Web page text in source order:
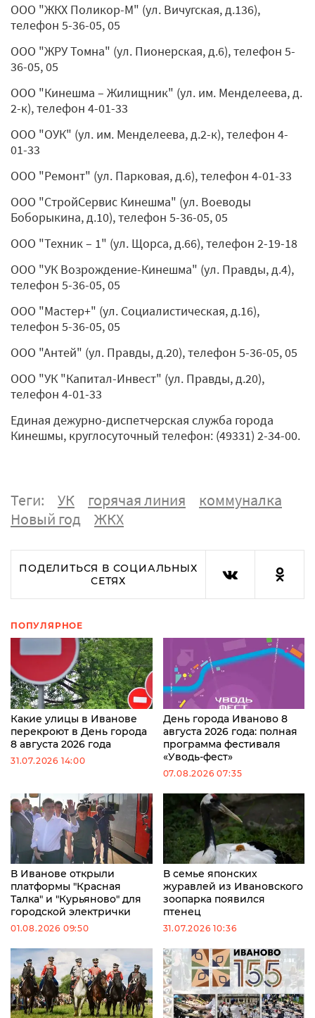
ООО "ЖКХ Поликор-М" (ул. Вичугская, д.136),
телефон 5-36-05, 05
ООО "ЖРУ Томна" (ул. Пионерская, д.6), телефон 5-
36-05, 05
ООО "Кинешма – Жилищник" (ул. им. Менделеева, д.
2-к), телефон 4-01-33
ООО "ОУК" (ул. им. Менделеева, д.2-к), телефон 4-
01-33
ООО "Ремонт" (ул. Парковая, д.6), телефон 4-01-33
ООО "СтройСервис Кинешма" (ул. Воеводы
Боборыкина, д.10), телефон 5-36-05, 05
ООО "Техник – 1" (ул. Щорса, д.66), телефон 2-19-18
ООО "УК Возрождение-Кинешма" (ул. Правды, д.4),
телефон 5-36-05, 05
ООО "Мастер+" (ул. Социалистическая, д.16),
телефон 5-36-05, 05
ООО "Антей" (ул. Правды, д.20), телефон 5-36-05, 05
ООО "УК "Капитал-Инвест" (ул. Правды, д.20),
телефон 4-01-33
Единая дежурно-диспетчерская служба города
Кинешмы, круглосуточный телефон: (49331) 2-34-00.
Теги: УК горячая линия
коммуналка
Новый год
ЖКХ
ПОДЕЛИТЬСЯ В СОЦИАЛЬНЫХ
СЕТЯХ
ПОПУЛЯРНОЕ
Какие улицы в Иванове
перекроют в День города
8 августа 2026 года
31.07.2026 14:00
День города Иваново 8
августа 2026 года: полная
программа фестиваля
«Уводь-фест»
07.08.2026 07:35
В Иванове открыли
платформы "Красная
Талка" и "Курьяново" для
городской электрички
01.08.2026 09:50
В семье японских
журавлей из Ивановского
зоопарка появился
птенец
31.07.2026 10:36